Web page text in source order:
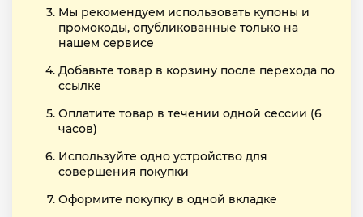
Мы рекомендуем использовать купоны и
промокоды, опубликованные только на
нашем сервисе
Добавьте товар в корзину после перехода по
ссылке
Оплатите товар в течении одной сессии (6
часов)
Используйте одно устройство для
совершения покупки
Оформите покупку в одной вкладке